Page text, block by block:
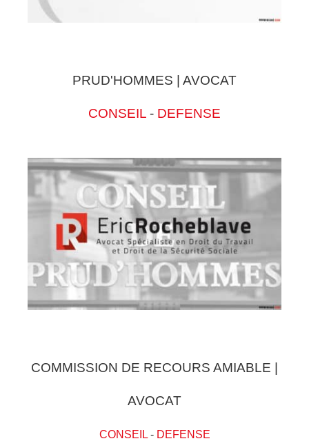
PRUD'HOMMES | AVOCAT
CONSEIL - DEFENSE
COMMISSION DE RECOURS AMIABLE |
AVOCAT
CONSEIL- DEFENSE